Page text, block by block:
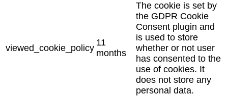
viewed_cookie_policy
11
months
The cookie is set by
the GDPR Cookie
Consent plugin and
is used to store
whether or not user
has consented to the
use of cookies. It
does not store any
personal data.